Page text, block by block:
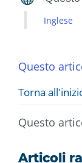
Inglese
Questo
Torna
Questo
Articoli